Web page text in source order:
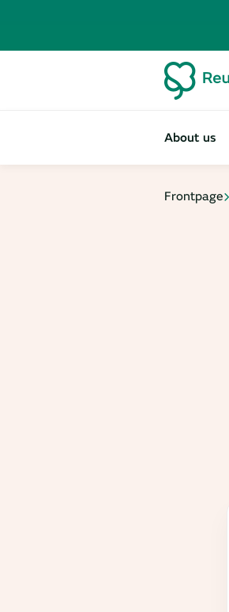
About us
Frontpage